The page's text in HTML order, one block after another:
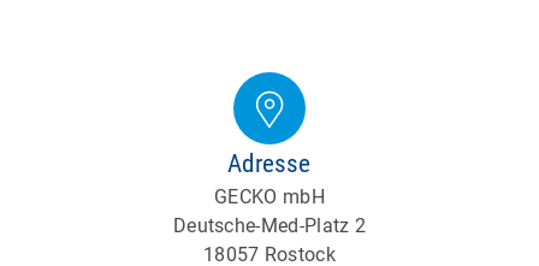
Adresse
GECKO mbH
Deutsche-Med-Platz 2
18057 Rostock